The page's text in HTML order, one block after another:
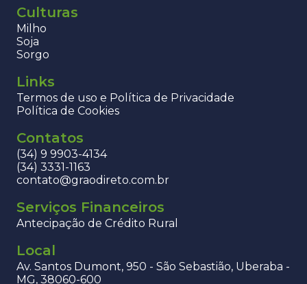
Culturas
Milho
Soja
Sorgo
Links
Termos de uso e Política de Privacidade
Política de Cookies
Contatos
(34) 9 9903-4134
(34) 3331-1163
contato@graodireto.com.br
Serviços Financeiros
Antecipação de Crédito Rural
Local
Av. Santos Dumont, 950 - São Sebastião, Uberaba -
MG, 38060-600